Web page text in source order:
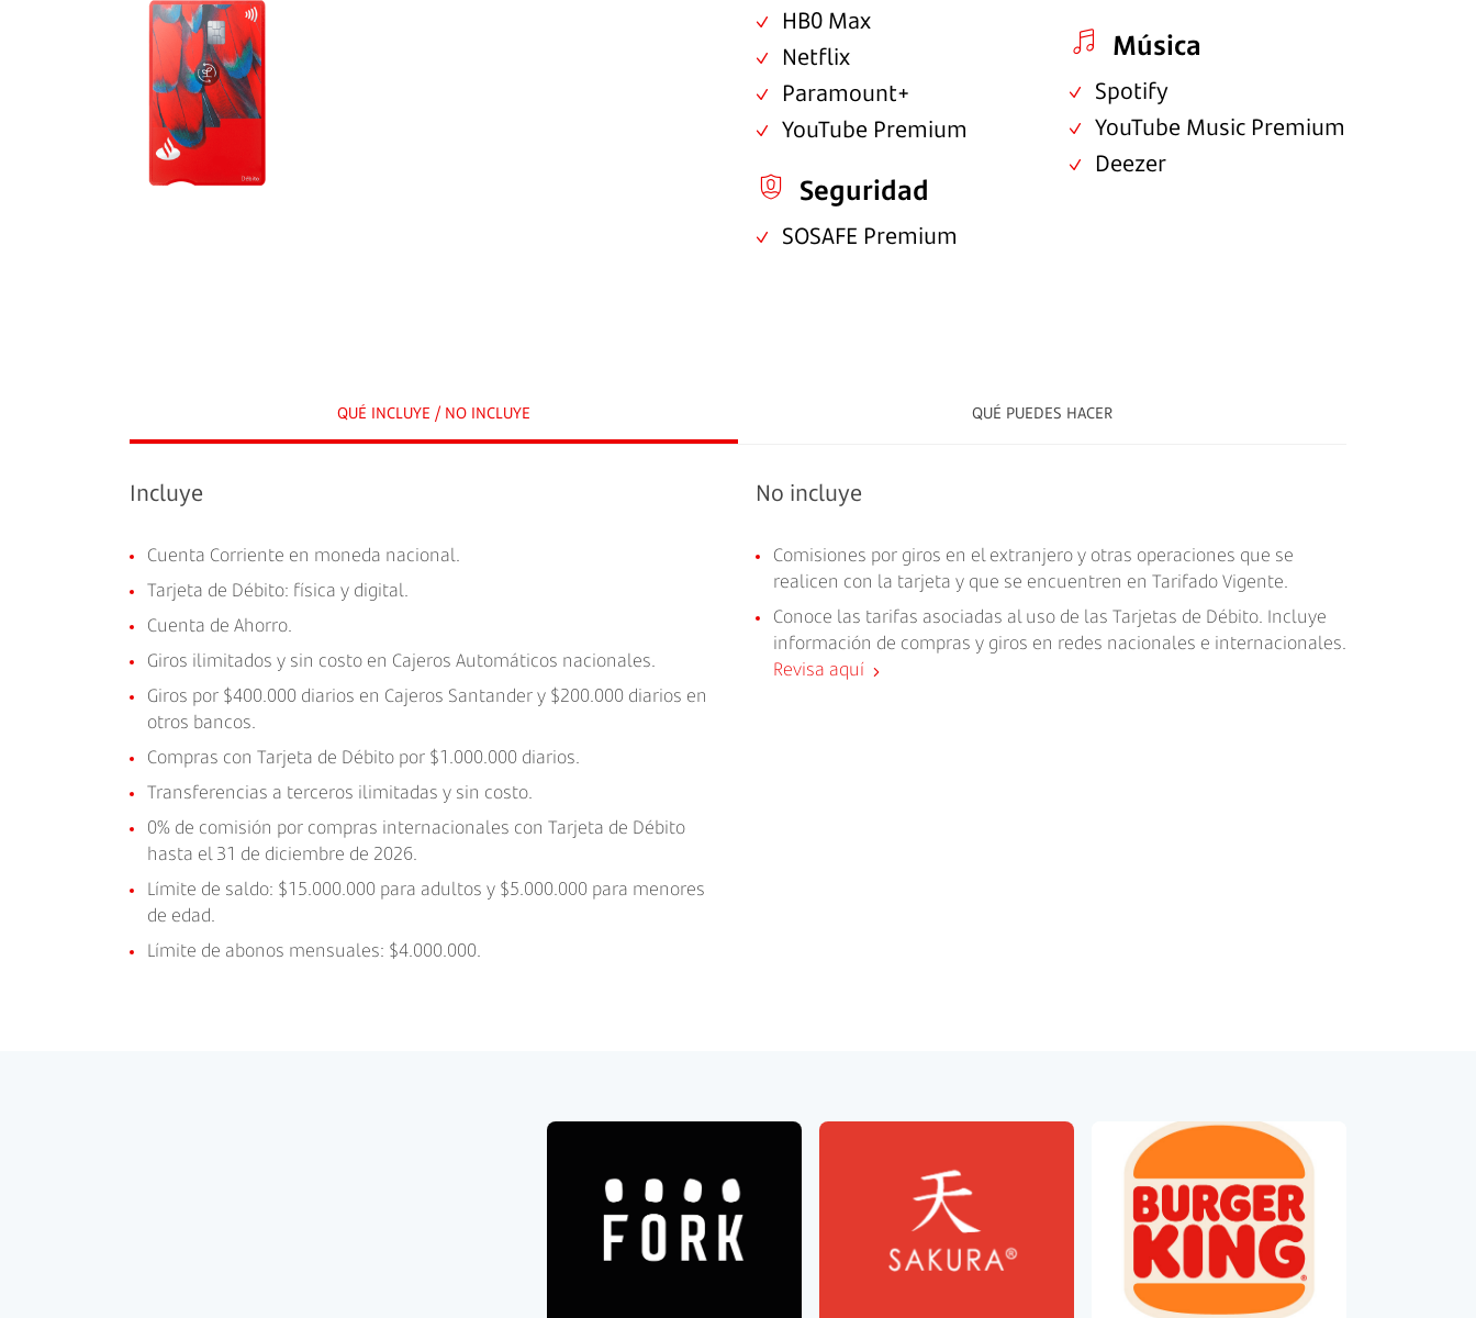
HB0 Max
Netflix
Paramount+
YouTube Premium
Seguridad
SOSAFE Premium
Música
Spotify
YouTube Music Premium
Deezer
QUÉ INCLUYE / NO INCLUYE QUÉ PUEDES HACER
Incluye
Cuenta Corriente en moneda nacional.
Tarjeta de Débito: física y digital.
Cuenta de Ahorro.
Giros ilimitados y sin costo en Cajeros Automáticos nacionales.
Giros por $400.000 diarios en Cajeros Santander y $200.000 diarios en
otros bancos.
Compras con Tarjeta de Débito por $1.000.000 diarios.
Transferencias a terceros ilimitadas y sin costo.
0% de comisión por compras internacionales con Tarjeta de Débito
hasta el 31 de diciembre de 2026.
Límite de saldo: $15.000.000 para adultos y $5.000.000 para menores
de edad.
Límite de abonos mensuales: $4.000.000.
No incluye
Comisiones por giros en el extranjero y otras operaciones que se
realicen con la tarjeta y que se encuentren en Tarifado Vigente.
Conoce las tarifas asociadas al uso de las Tarjetas de Débito. Incluye
información de compras y giros en redes nacionales e internacionales.
Revisa aquí